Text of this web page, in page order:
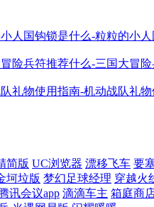
人国钩锁是什么-粒粒的小
险兵符推荐什么-三国大冒
礼物使用指南-机动战队礼
简版 UC浏览器 漂移飞车 要
坷垃版 梦幻足球经理 穿越火
讯会议app 滴滴车主 箱庭商